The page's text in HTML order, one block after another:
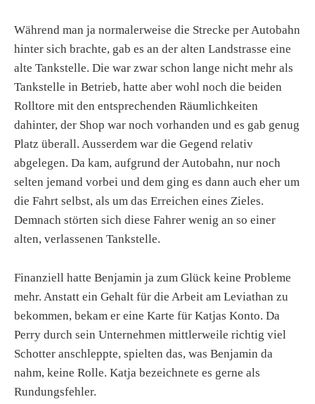
Während man ja normalerweise die Strecke per Autobahn
hinter sich brachte, gab es an der alten Landstrasse eine
alte Tankstelle. Die war zwar schon lange nicht mehr als
Tankstelle in Betrieb, hatte aber wohl noch die beiden
Rolltore mit den entsprechenden Räumlichkeiten
dahinter, der Shop war noch vorhanden und es gab genug
Platz überall. Ausserdem war die Gegend relativ
abgelegen. Da kam, aufgrund der Autobahn, nur noch
selten jemand vorbei und dem ging es dann auch eher um
die Fahrt selbst, als um das Erreichen eines Zieles.
Demnach störten sich diese Fahrer wenig an so einer
alten, verlassenen Tankstelle.
Finanziell hatte Benjamin ja zum Glück keine Probleme
mehr. Anstatt ein Gehalt für die Arbeit am Leviathan zu
bekommen, bekam er eine Karte für Katjas Konto. Da
Perry durch sein Unternehmen mittlerweile richtig viel
Schotter anschleppte, spielten das, was Benjamin da
nahm, keine Rolle. Katja bezeichnete es gerne als
Rundungsfehler.